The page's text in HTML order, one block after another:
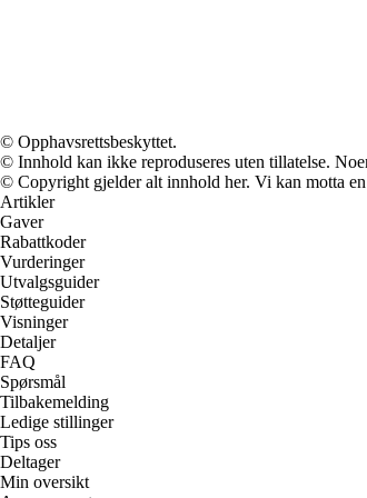
© Opphavsrettsbeskyttet.
© Innhold kan ikke reproduseres uten tillatelse.
© Copyright gjelder alt innhold her. Vi kan motta
Artikler
Gaver
Rabattkoder
Vurderinger
Utvalgsguider
Støtteguider
Visninger
Detaljer
FAQ
Spørsmål
Tilbakemelding
Ledige stillinger
Tips oss
Deltager
Min oversikt